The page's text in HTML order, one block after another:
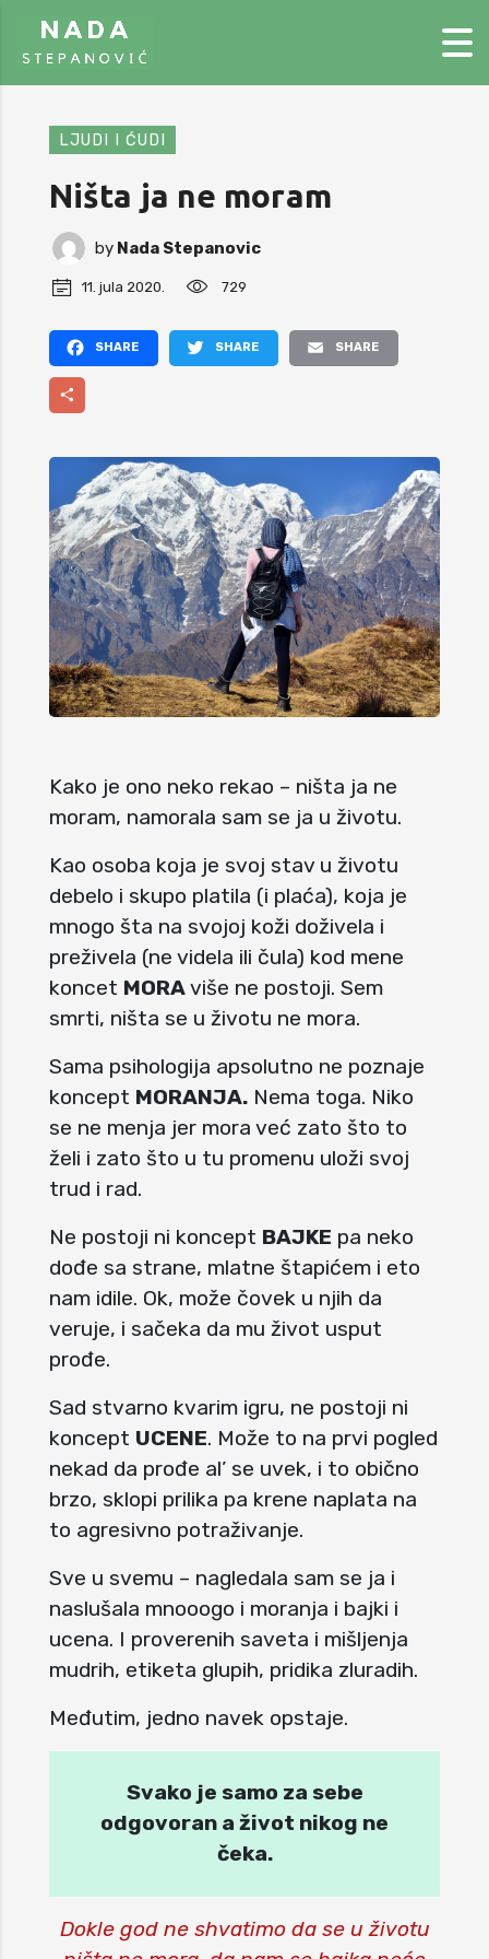
LJUDI I ĆUDI
Ništa ja ne moram
by Nada Stepanovic
11. jula 2020. 729
Facebook
Kako je ono neko rekao – ništa ja ne
moram, namorala sam se ja u životu.
Kao osoba koja je svoj stav u životu
debelo i skupo platila (i plaća), koja je
mnogo šta na svojoj koži doživela i
preživela (ne videla ili čula) kod mene
koncet MORAviše ne postoji. Sem
smrti, ništa se u životu ne mora.
Sama psihologija apsolutno ne poznaje
koncept MORANJA. Nema toga. Niko
se ne menja jer mora već zato što to
želi i zato što u tu promenu uloži svoj
trud i rad.
Ne postoji ni koncept BAJKE pa neko
dođe sa strane, mlatne štapićem i eto
nam idile. Ok, može čovek u njih da
veruje, i sačeka da mu život usput
prođe.
Sad stvarno kvarim igru, ne postoji ni
koncept UCENE. Može to na prvi pogled
nekad da prođe al’ se uvek, i to obično
brzo, sklopi prilika pa krene naplata na
to agresivno potraživanje.
Sve u svemu – nagledala sam se ja i
naslušala mnooogo i moranja i bajki i
ucena. I proverenih saveta i mišljenja
mudrih, etiketa glupih, pridika zluradih.
Međutim, jedno navek opstaje.
Svako je samo za sebe
odgovoran a život nikog ne
čeka.
Dokle god ne shvatimo da se u životu